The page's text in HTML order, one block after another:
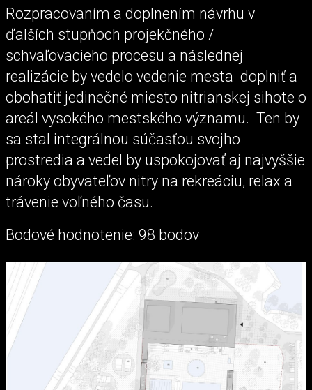
Rozpracovaním a doplnením návrhu v
ďalších stupňoch projekčného /
schvaľovacieho procesu a následnej
realizácie by vedelo vedenie mesta doplniť a
obohatiť jedinečné miesto nitrianskej sihote o
areál vysokého mestského významu. Ten by
sa stal integrálnou súčasťou svojho
prostredia a vedel by uspokojovať aj najvyššie
nároky obyvateľov nitry na rekreáciu, relax a
trávenie voľného času.
Bodové hodnotenie: 98 bodov